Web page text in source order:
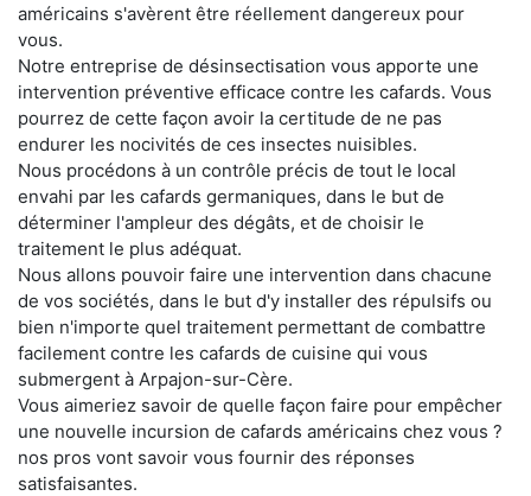
américains s'avèrent être réellement dangereux pour
vous.
Notre entreprise de désinsectisation vous apporte une
intervention préventive efficace contre les cafards. Vous
pourrez de cette façon avoir la certitude de ne pas
endurer les nocivités de ces insectes nuisibles.
Nous procédons à un contrôle précis de tout le local
envahi par les cafards germaniques, dans le but de
déterminer l'ampleur des dégâts, et de choisir le
traitement le plus adéquat.
Nous allons pouvoir faire une intervention dans chacune
de vos sociétés, dans le but d'y installer des répulsifs ou
bien n'importe quel traitement permettant de combattre
facilement contre les cafards de cuisine qui vous
submergent à Arpajon-sur-Cère.
Vous aimeriez savoir de quelle façon faire pour empêcher
une nouvelle incursion de cafards américains chez vous ?
nos pros vont savoir vous fournir des réponses
satisfaisantes.